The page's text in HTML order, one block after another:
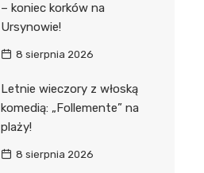
– koniec korków na
Ursynowie!
8 sierpnia 2026
Letnie wieczory z włoską
komedią: „Follemente” na
plaży!
8 sierpnia 2026